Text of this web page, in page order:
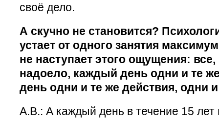
своё дело.
А скучно не становится?
устает от одного занятия
не наступает этого ощущения:
надоело, каждый день одни и те
день одни и те же действия, одни
А.В.: А каждый день в течение 15 лет